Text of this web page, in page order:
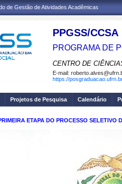
de Gestão de Atividades Acadêmicas
PPGSS/CCSA
PROGRAMA DE
CENTRO DE
E-mail:
https://
Projetos de Pesquisa Calendário
ETAPA DO PROCESSO SELETIVO